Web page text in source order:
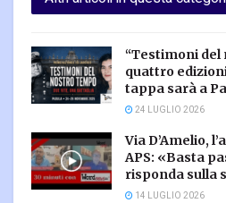
“Testimoni del
quattro
tappa sarà a
24 LUGLIO 2026
Via D’Amelio,
APS: «Basta
risponda sulla
14 LUGLIO 2026